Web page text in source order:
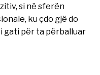
si në sferën
ku çdo gjë do
gati për ta përballuar